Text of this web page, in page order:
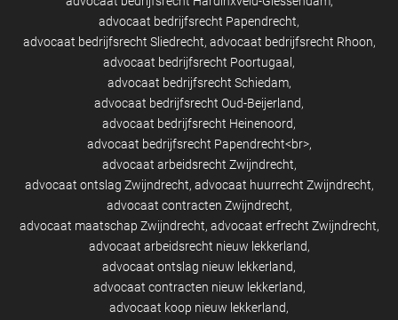
advocaat bedrijfsrecht Papendrecht
advocaat bedrijfsrecht Sliedrecht advocaat bedrijfsrecht Rhoon
advocaat bedrijfsrecht Poortugaal
advocaat bedrijfsrecht Schiedam
advocaat bedrijfsrecht Oud-Beijerland
advocaat bedrijfsrecht Heinenoord
advocaat bedrijfsrecht Papendrecht<br>
advocaat arbeidsrecht Zwijndrecht
advocaat ontslag Zwijndrecht advocaat huurrecht Zwijndrecht
advocaat contracten Zwijndrecht
advocaat maatschap Zwijndrecht advocaat erfrecht Zwijndrecht
advocaat arbeidsrecht nieuw lekkerland
advocaat ontslag nieuw lekkerland
advocaat contracten nieuw lekkerland
advocaat koop nieuw lekkerland